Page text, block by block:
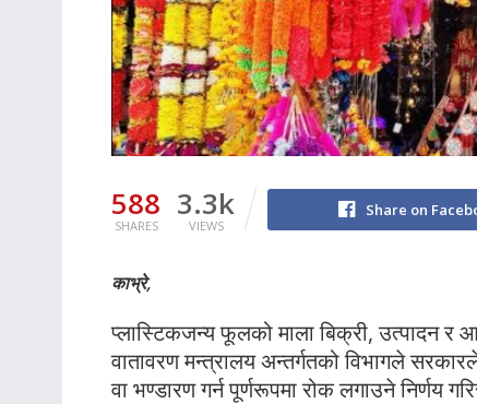
588
SHARES
3.3k
VIEWS
Share on
काभ्रे,
प्लास्टिकजन्य फूलको माला बिक्री, उत्पादन
वातावरण मन्त्रालय अन्तर्गतको विभागले
वा भण्डारण गर्न पूर्णरूपमा रोक लगाउने निर्णय